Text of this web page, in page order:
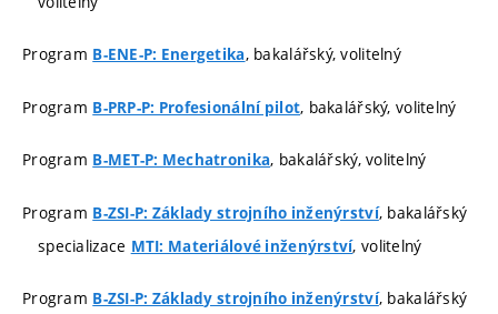
Program B-ENE-P: Energetika, bakalářský, volitelný
Program B-PRP-P: Profesionální pilot, bakalářský, volitelný
Program B-MET-P: Mechatronika, bakalářský, volitelný
Program B-ZSI-P: Základy strojního inženýrství, bakalářský
specializace MTI: Materiálové inženýrství, volitelný
Program B-ZSI-P: Základy strojního inženýrství, bakalářský